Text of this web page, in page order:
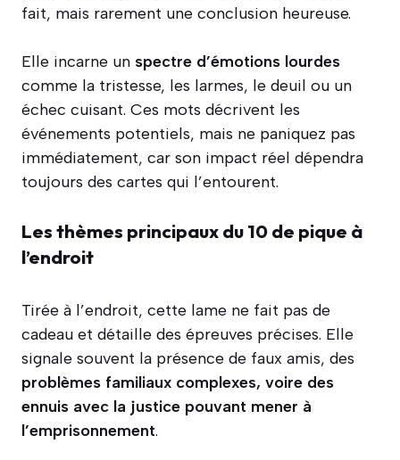
fait, mais rarement une conclusion heureuse.
Elle incarne un spectre d’émotions lourdes
comme la tristesse, les larmes, le deuil ou un
échec cuisant. Ces mots décrivent les
événements potentiels, mais ne paniquez pas
immédiatement, car son impact réel dépendra
toujours des cartes qui l’entourent.
Les thèmes principaux du 10 de pique à
l’endroit
Tirée à l’endroit, cette lame ne fait pas de
cadeau et détaille des épreuves précises. Elle
signale souvent la présence de faux amis, des
problèmes familiaux complexes, voire des
ennuis avec la justice pouvant mener à
l’emprisonnement.